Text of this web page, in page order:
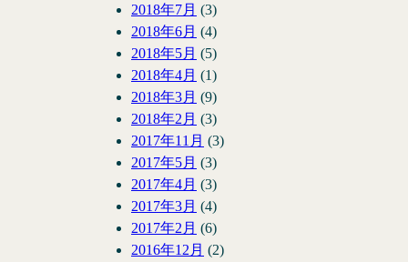
2018年7月 (3)
2018年6月 (4)
2018年5月 (5)
2018年4月 (1)
2018年3月 (9)
2018年2月 (3)
2017年11月 (3)
2017年5月 (3)
2017年4月 (3)
2017年3月 (4)
2017年2月 (6)
2016年12月 (2)